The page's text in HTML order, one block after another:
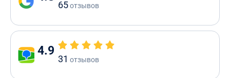
65отзывов
4.9
31 отзывов